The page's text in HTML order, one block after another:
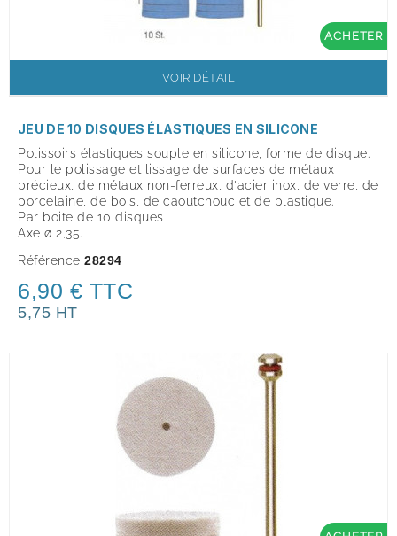
ACHETER
VOIR DÉTAIL
JEU DE 10 DISQUES ÉLASTIQUES EN SILICONE
Polissoirs élastiques souple en silicone, forme de disque.
Pour le polissage et lissage de surfaces de métaux
précieux, de métaux non-ferreux, d'acier inox, de verre, de
porcelaine, de bois, de caoutchouc et de plastique.
Par boite de 10 disques
Axe ø 2,35.
Référence 28294
6,90 € TTC
5,75 HT